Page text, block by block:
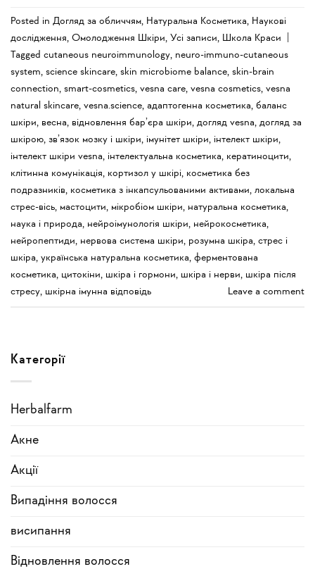
Posted in Догляд за обличчям, Натуральна Косметика, Наукові
дослідження, Омолодження Шкіри, Усi записи, Школа Краси
Tagged cutaneous neuroimmunology, neuro-immuno-cutaneous
system, science skincare, skin microbiome balance, skin-brain
connection, smart-cosmetics, vesna care, vesna cosmetics, vesna
natural skincare, vesna.science, адаптогенна косметика, баланс
шкіри, весна, відновлення бар’єра шкіри, догляд vesna, догляд за
шкірою, зв’язок мозку і шкіри, імунітет шкіри, інтелект шкіри,
інтелект шкіри vesna, інтелектуальна косметика, кератиноцити,
клітинна комунікація, кортизол у шкірі, косметика без
подразників, косметика з інкапсульованими активами, локальна
стрес-вісь, мастоцити, мікробіом шкіри, натуральна косметика,
наука і природа, нейроімунологія шкіри, нейрокосметика,
нейропептиди, нервова система шкіри, розумна шкіра, стрес і
шкіра, українська натуральна косметика, ферментована
косметика, цитокіни, шкіра і гормони, шкіра і нерви, шкіра після
стресу, шкірна імунна відповідь Leave a comment
Категорії
Herbalfarm
Акне
Акції
Випадіння волосся
висипання
Відновлення волосся